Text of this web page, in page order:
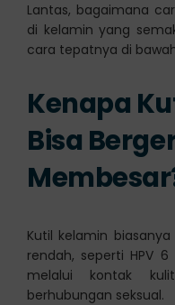
Lantas, bagaimana
di kelamin yang
cara tepatnya di
Kenapa
Bisa
Kutil kelamin
rendah, seperti HPV
melalui kontak
berhubungan seksual.